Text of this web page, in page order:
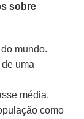
sobre
mundo.
uma
média,
como